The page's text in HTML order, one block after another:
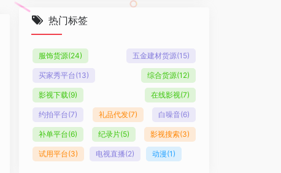
热门标签
服饰货源(24) 五金建材货源(15)
买家秀平台(13) 综合货源(12)
影视下载(9) 在线影视(7)
约拍平台(7) 礼品代发(7) 白噪音(6)
补单平台(6) 纪录片(5) 影视搜索(3)
试用平台(3) 电视直播(2) 动漫(1)